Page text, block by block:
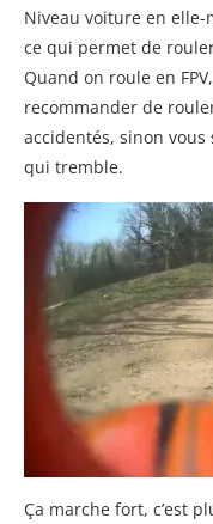
Niveau voiture en elle-
ce qui permet de
Quand on roule en
recommander de
accidentés, sinon vous
qui tremble.
Ça marche fort, c’est